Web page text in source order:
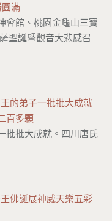
滿
會館、桃園金龜山三寶
聖誕暨觀音大悲感召
的弟子一批批大成就
百多顆
批批大成就。四川唐氏
佛誕展神威天樂五彩